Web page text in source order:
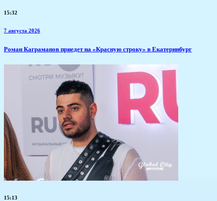
15:32
7 августа 2026
​Роман Каграманов приедет на «Красную строку» в Екатеринбург
15:13